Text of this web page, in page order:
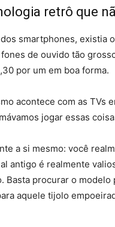
retrô que
smartphones, existia
de ouvido tão
por um em boa forma.
acontece com as TVs
jogar essas
a si mesmo: você
antigo é realmente
Basta procurar o
aquele tijolo